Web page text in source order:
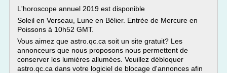
L'horoscope annuel 2019 est disponible
Soleil en Verseau, Lune en Bélier. Entrée de Mercure en
Poissons à 10h52 GMT.
Vous aimez que astro.qc.ca soit un site gratuit? Les
annonceurs que nous proposons nous permettent de
conserver les lumières allumées. Veuillez débloquer
astro.qc.ca dans votre logiciel de blocage d'annonces afin